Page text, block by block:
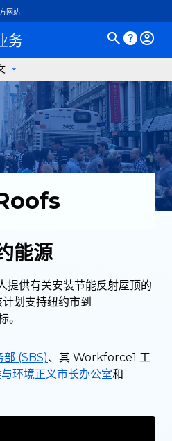
网站
务
能源
提供有关安装节能反射屋顶的
划支持纽约市到
。
部 (SBS)、其 Workforce1 工
环境正义市长办公室和